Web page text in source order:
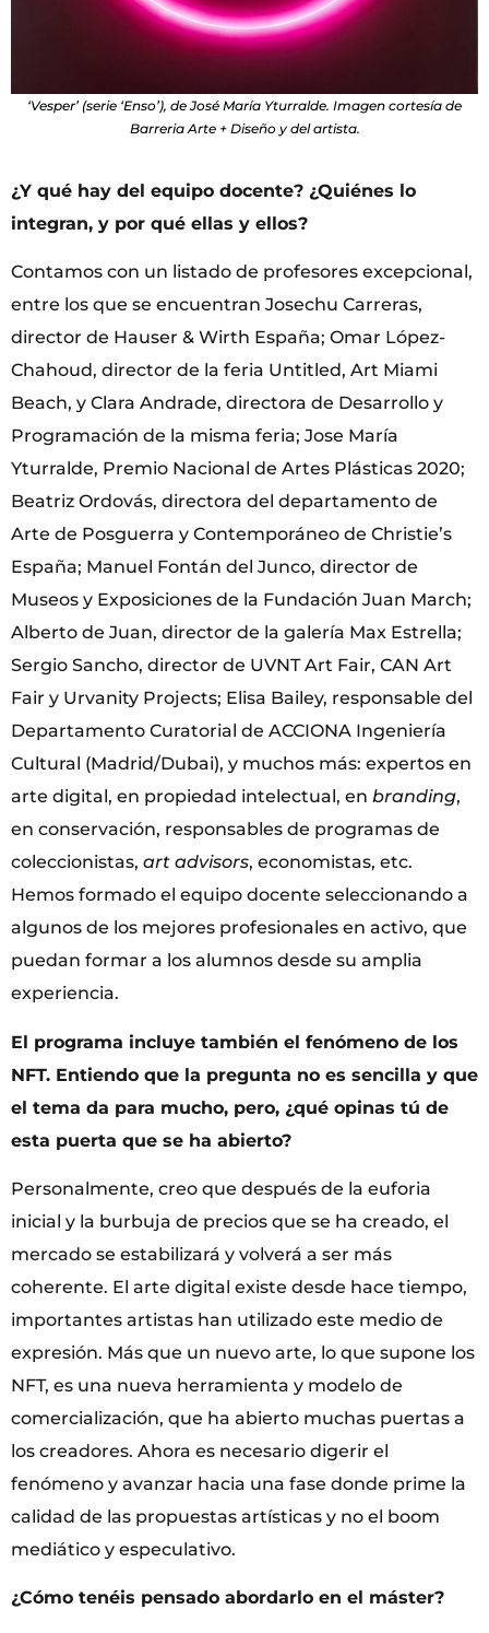
‘Vesper’ (serie ‘Enso’), de José María Yturralde. Imagen cortesía de
Barreria Arte + Diseño y del artista.
¿Y qué hay del equipo docente? ¿Quiénes lo
integran, y por qué ellas y ellos?
Contamos con un listado de profesores excepcional,
entre los que se encuentran Josechu Carreras,
director de Hauser & Wirth España; Omar López-
Chahoud, director de la feria Untitled, Art Miami
Beach, y Clara Andrade, directora de Desarrollo y
Programación de la misma feria; Jose María
Yturralde, Premio Nacional de Artes Plásticas 2020;
Beatriz Ordovás, directora del departamento de
Arte de Posguerra y Contemporáneo de Christie’s
España; Manuel Fontán del Junco, director de
Museos y Exposiciones de la Fundación Juan March;
Alberto de Juan, director de la galería Max Estrella;
Sergio Sancho, director de UVNT Art Fair, CAN Art
Fair y Urvanity Projects; Elisa Bailey, responsable del
Departamento Curatorial de ACCIONA Ingeniería
Cultural (Madrid/Dubai), y muchos más: expertos en
arte digital, en propiedad intelectual, en branding,
en conservación, responsables de programas de
coleccionistas, art advisors, economistas, etc.
Hemos formado el equipo docente seleccionando a
algunos de los mejores profesionales en activo, que
puedan formar a los alumnos desde su amplia
experiencia.
El programa incluye también el fenómeno de los
NFT. Entiendo que la pregunta no es sencilla y que
el tema da para mucho, pero, ¿qué opinas tú de
esta puerta que se ha abierto?
Personalmente, creo que después de la euforia
inicial y la burbuja de precios que se ha creado, el
mercado se estabilizará y volverá a ser más
coherente. El arte digital existe desde hace tiempo,
importantes artistas han utilizado este medio de
expresión. Más que un nuevo arte, lo que supone los
NFT, es una nueva herramienta y modelo de
comercialización, que ha abierto muchas puertas a
los creadores. Ahora es necesario digerir el
fenómeno y avanzar hacia una fase donde prime la
calidad de las propuestas artísticas y no el boom
mediático y especulativo.
¿Cómo tenéis pensado abordarlo en el máster?